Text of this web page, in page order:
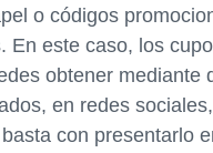
o códigos
En este caso, los
obtener mediante
en redes
con presentarlo